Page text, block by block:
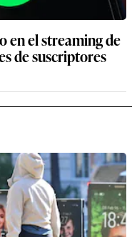
en el streaming de
de suscriptores